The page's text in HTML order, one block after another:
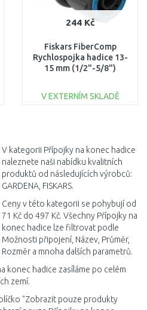
244 Kč
Fiskars FiberComp
Rychlospojka hadice 13-
15 mm (1/2"-5/8")
V EXTERNÍM SKLADĚ
V kategorii Přípojky na konec hadice
naleznete naši nabídku kvalitních
produktů od následujících výrobců:
GARDENA, FISKARS.
Ceny v této kategorii se pohybují od
71 Kč do 497 Kč. Všechny Přípojky na
konec hadice lze filtrovat podle
Možnosti připojení, Název, Průměr,
Rozměr a mnoha dalších parametrů.
konec hadice zasíláme po celém
zemí.
"Zobrazit pouze produkty